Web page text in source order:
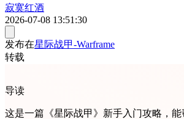
寂寞红酒
2026-07-08 13:51:30
发布在星际战甲-Warframe
转载
导读
这是一篇《星际战甲》新手入门攻略，